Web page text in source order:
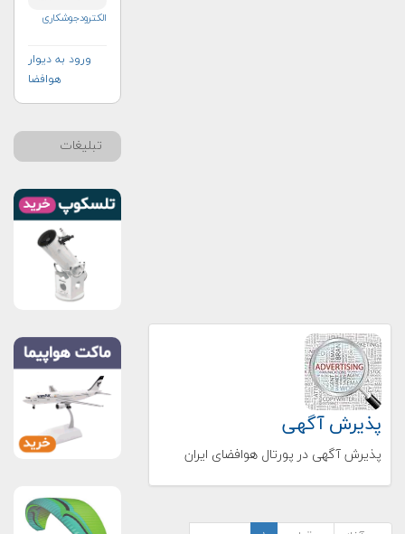
پذیرش آگهی
پذیرش آگهی در پورتال هوافضای ایران
الکترودجوشکاری
ورود به دیوار
هوافضا
تبلیغات